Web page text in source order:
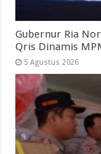
Gubernur Ria
Qris Dinamis
5 Agustus 2026